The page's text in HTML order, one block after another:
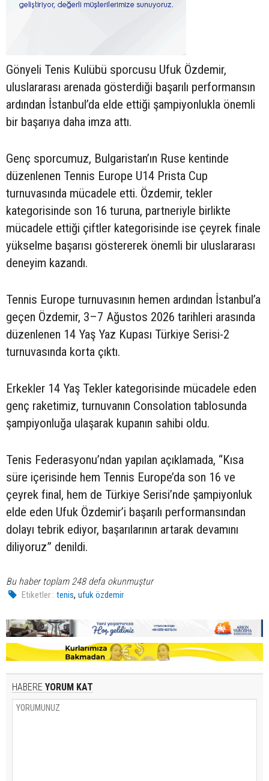
Gönyeli Tenis Kulübü sporcusu Ufuk Özdemir,
uluslararası arenada gösterdiği başarılı performansın
ardından İstanbul’da elde ettiği şampiyonlukla önemli
bir başarıya daha imza attı.
Genç sporcumuz, Bulgaristan’ın Ruse kentinde
düzenlenen Tennis Europe U14 Prista Cup
turnuvasında mücadele etti. Özdemir, tekler
kategorisinde son 16 turuna, partneriyle birlikte
mücadele ettiği çiftler kategorisinde ise çeyrek finale
yükselme başarısı göstererek önemli bir uluslararası
deneyim kazandı.
Tennis Europe turnuvasının hemen ardından İstanbul’a
geçen Özdemir, 3–7 Ağustos 2026 tarihleri arasında
düzenlenen 14 Yaş Yaz Kupası Türkiye Serisi-2
turnuvasında korta çıktı.
Erkekler 14 Yaş Tekler kategorisinde mücadele eden
genç raketimiz, turnuvanın Consolation tablosunda
şampiyonluğa ulaşarak kupanın sahibi oldu.
Tenis Federasyonu’ndan yapılan açıklamada, “Kısa
süre içerisinde hem Tennis Europe’da son 16 ve
çeyrek final, hem de Türkiye Serisi’nde şampiyonluk
elde eden Ufuk Özdemir’i başarılı performansından
dolayı tebrik ediyor, başarılarının artarak devamını
diliyoruz” denildi.
Bu haber toplam 248 defa okunmuştur
Etiketler : tenis,ufuk özdemir
HABERE YORUM KAT